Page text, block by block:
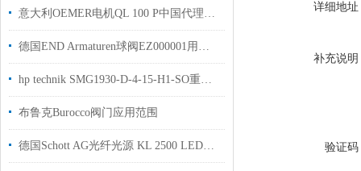
意大利OEMER电机QL 100 P中国代理库存现货用于钢厂
德国END Armaturen球阀EZ000001用于工业制造行业使用现货
hp technik SMG1930-D-4-15-H1-SO重型组合油泵安装使用说明
布鲁克Burocco阀门应用范围
德国Schott AG光纤光源 KL 2500 LED国外工厂现货用于实验室
详细地址
补充说明
验证码